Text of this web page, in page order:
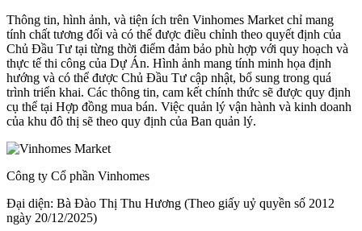
Thông tin, hình ảnh, và tiện ích trên Vinhomes Market chỉ mang
tính chất tương đối và có thể được điều chỉnh theo quyết định của
Chủ Đầu Tư tại từng thời điểm đảm bảo phù hợp với quy hoạch và
thực tế thi công của Dự Án. Hình ảnh mang tính minh họa định
hướng và có thể được Chủ Đầu Tư cập nhật, bổ sung trong quá
trình triển khai. Các thông tin, cam kết chính thức sẽ được quy định
cụ thể tại Hợp đồng mua bán. Việc quản lý vận hành và kinh doanh
của khu đô thị sẽ theo quy định của Ban quản lý.
Công ty Cổ phần Vinhomes
Đại diện: Bà Đào Thị Thu Hương (Theo giấy uỷ quyền số 2012
ngày 20/12/2025)